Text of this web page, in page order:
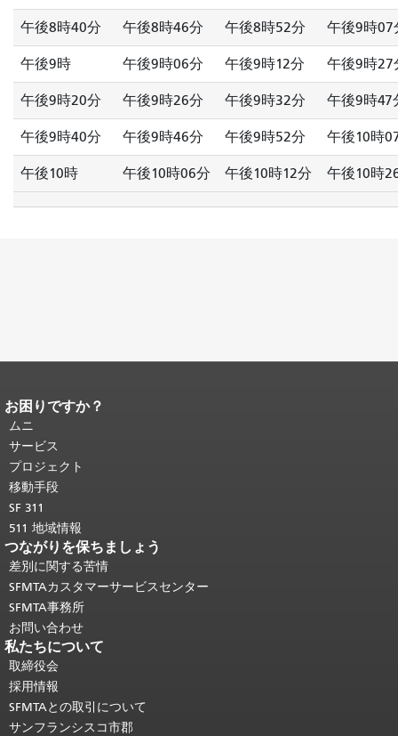
午後8時40分 午後8時46分 午後8時52分 午後9時07
午後9時 午後9時06分 午後9時12分 午後9時27
午後9時20分 午後9時26分 午後9時32分 午後9時47
午後9時40分 午後9時46分 午後9時52分 午後10時
午後10時 午後10時06分 午後10時12分 午後10時
ページコンテンツの終わり。
ジの残りの部分はすべてのページで繰
り返されます。
頭に戻る。
お困りですか？
ムニ
サービス
プロジェクト
移動手段
SF 311
511 地域情報
つながりを保ちましょう
差別に関する苦情
SFMTAカスタマーサービスセンター
SFMTA事務所
お問い合わせ
私たちについて
取締役会
採用情報
SFMTAとの取引について
サンフランシスコ市郡